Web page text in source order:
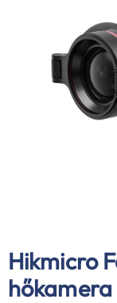
Hikmicro
hőkamera